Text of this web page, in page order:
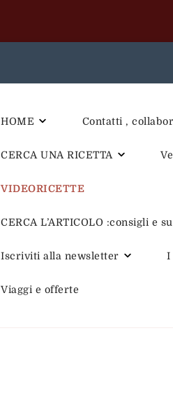
HOME Contatti ,
CERCA UNA RICETTA
VIDEORICETTE
CERCA L’ARTICOLO :consigli e
Iscriviti alla newsletter I
Viaggi e offerte